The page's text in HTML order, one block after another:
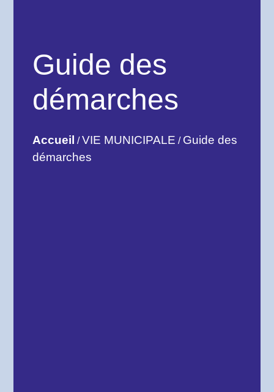
Guide des
démarches
Accueil /VIE MUNICIPALE / Guide des
démarches